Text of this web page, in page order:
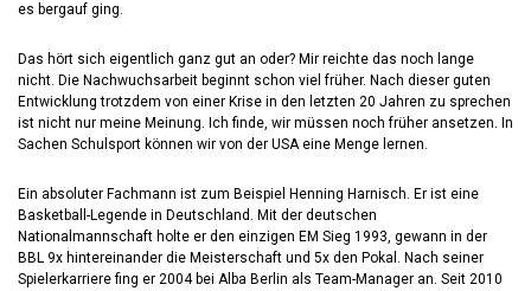
es bergauf ging.
Das hört sich eigentlich ganz gut an oder? Mir reichte das noch lange
nicht. Die Nachwuchsarbeit beginnt schon viel früher. Nach dieser guten
Entwicklung trotzdem von einer Krise in den letzten 20 Jahren zu sprechen
ist nicht nur meine Meinung. Ich finde, wir müssen noch früher ansetzen. In
Sachen Schulsport können wir von der USA eine Menge lernen.
Ein absoluter Fachmann ist zum Beispiel Henning Harnisch. Er ist eine
Basketball-Legende in Deutschland. Mit der deutschen
Nationalmannschaft holte er den einzigen EM Sieg 1993, gewann in der
BBL 9x hintereinander die Meisterschaft und 5x den Pokal. Nach seiner
Spielerkarriere fing er 2004 bei Alba Berlin als Team-Manager an. Seit 2010